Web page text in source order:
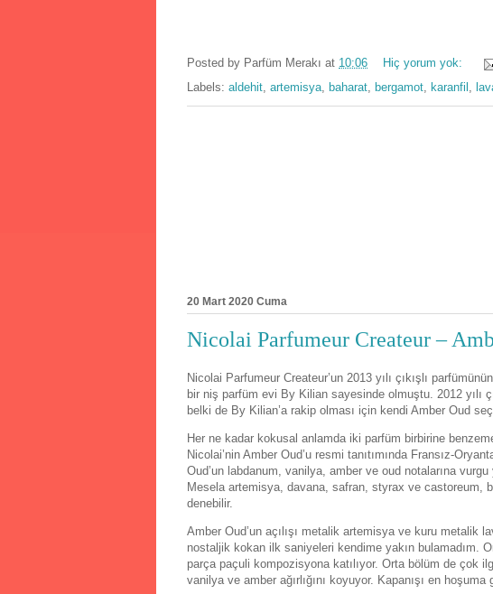
Posted by Parfüm Merakı at 10:06
Hiç yorum yok:
Labels: aldehit, artemisya, baharat, bergamot, karanfil ,
20 Mart 2020 Cuma
Nicolai Parfumeur Createur –
Nicolai Parfumeur Createur’un 2013 yılı çıkışlı
bir niş parfüm evi By Kilian sayesinde olmuştu. 2012 yılı
belki de By Kilian’a rakip olması için kendi Amber Oud
Her ne kadar kokusal anlamda iki parfüm birbirine
Nicolai’nin Amber Oud’u resmi tanıtımında Fransız-
Oud’un labdanum, vanilya, amber ve oud notalarına
Mesela artemisya, davana, safran, styrax ve castoreum,
denebilir.
Amber Oud’un açılışı metalik artemisya ve kuru metalik
nostaljik kokan ilk saniyeleri kendime yakın bulamadım.
parça paçuli kompozisyona katılıyor. Orta bölüm de çok
vanilya ve amber ağırlığını koyuyor. Kapanışı en hoşuma